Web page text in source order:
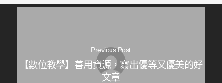
Previous Post
【數位教學】善用資源，寫出優等又優美的好
文章